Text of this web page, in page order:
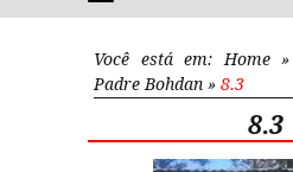
Você está em: Home»
Padre Bohdan » 8.3
8.3